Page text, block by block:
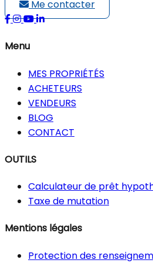
Me contacter
Menu
MES PROPRIÉTÉS
ACHETEURS
VENDEURS
BLOG
CONTACT
OUTILS
Calculateur de prêt
Taxe de mutation
Mentions légales
Protection des